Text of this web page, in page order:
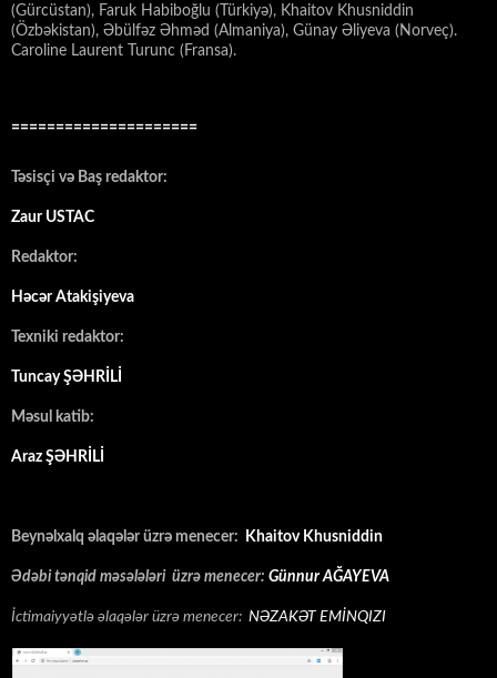
(Gürcüstan), Faruk Habiboğlu (Türkiyə), Khaitov Khusniddin
(Özbəkistan), Əbülfəz Əhməd (Almaniya), Günay Əliyeva (Norveç).
Caroline Laurent Turunc (Fransa).
=====================
Təsisçi və Baş redaktor:
Zaur USTAC
Redaktor:
Həcər Atakişiyeva
Texniki redaktor:
Tuncay ŞƏHRİLİ
Məsul katib:
Araz ŞƏHRİLİ
Beynəlxalq əlaqələr üzrə menecer: Khaitov Khusniddin
Ədəbi tənqid məsələləri üzrə menecer: Günnur AĞAYEVA
İctimaiyyətlə əlaqələr üzrə menecer: NƏZAKƏT EMİNQIZI